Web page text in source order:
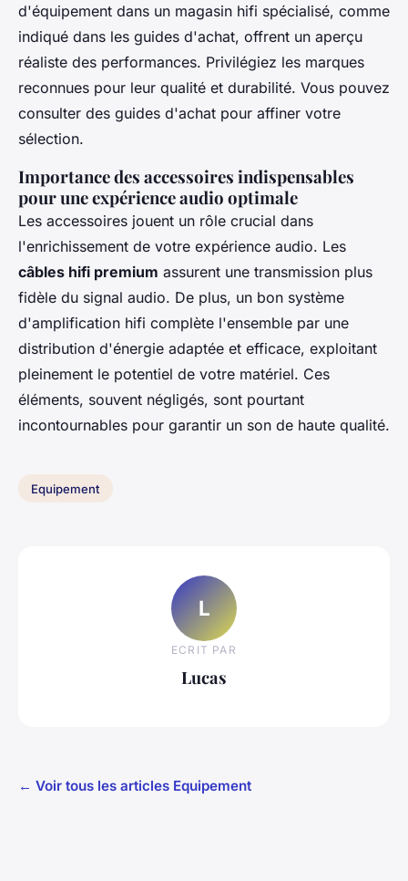
d'équipement dans un magasin hifi spécialisé, comme
indiqué dans les guides d'achat, offrent un aperçu
réaliste des performances. Privilégiez les marques
reconnues pour leur qualité et durabilité. Vous pouvez
consulter des guides d'achat pour affiner votre
sélection.
Importance des accessoires indispensables
pour une expérience audio optimale
Les accessoires jouent un rôle crucial dans
l'enrichissement de votre expérience audio. Les
câbles hifi premium assurent une transmission plus
fidèle du signal audio. De plus, un bon système
d'amplification hifi complète l'ensemble par une
distribution d'énergie adaptée et efficace, exploitant
pleinement le potentiel de votre matériel. Ces
éléments, souvent négligés, sont pourtant
incontournables pour garantir un son de haute qualité.
Equipement
L
ECRIT PAR
Lucas
← Voir tous les articles Equipement